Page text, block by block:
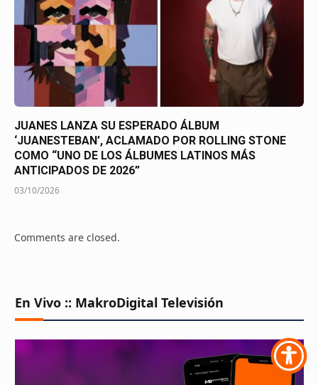
JUANES LANZA SU ESPERADO ÁLBUM
‘JUANESTEBAN’, ACLAMADO POR ROLLING STONE
COMO “UNO DE LOS ÁLBUMES LATINOS MÁS
ANTICIPADOS DE 2026”
03/10/2026
Comments are closed.
En Vivo :: MakroDigital Televisión